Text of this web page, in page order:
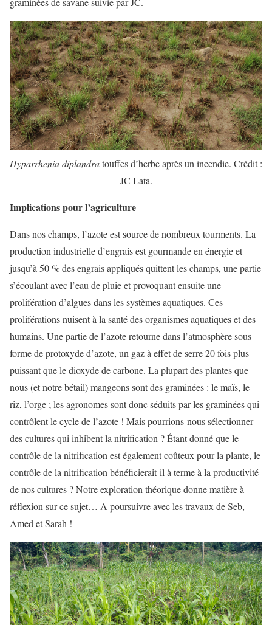
Hyparrhenia diplandratouffes d’herbe après un incendie. Crédit :
JC Lata.
Implications pour l’agriculture
Dans nos champs, l’azote est source de nombreux tourments. La
production industrielle d’engrais est gourmande en énergie et
jusqu’à 50 % des engrais appliqués quittent les champs, une partie
s’écoulant avec l’eau de pluie et provoquant ensuite une
prolifération d’algues dans les systèmes aquatiques. Ces
proliférations nuisent à la santé des organismes aquatiques et des
humains. Une partie de l’azote retourne dans l’atmosphère sous
forme de protoxyde d’azote, un gaz à effet de serre 20 fois plus
puissant que le dioxyde de carbone. La plupart des plantes que
nous (et notre bétail) mangeons sont des graminées : le maïs, le
riz, l’orge ; les agronomes sont donc séduits par les graminées qui
contrôlent le cycle de l’azote ! Mais pourrions-nous sélectionner
des cultures qui inhibent la nitrification ? Étant donné que le
contrôle de la nitrification est également coûteux pour la plante, le
contrôle de la nitrification bénéficierait-il à terme à la productivité
de nos cultures ? Notre exploration théorique donne matière à
réflexion sur ce sujet… A poursuivre avec les travaux de Seb,
Amed et Sarah !